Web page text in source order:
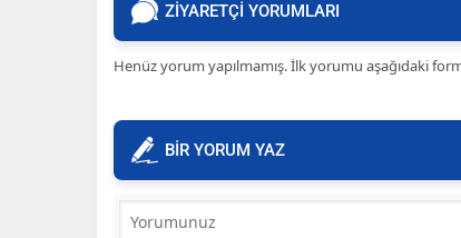
ZİYARETÇİ YORUMLARI
Henüz yorum yapılmamış. İlk yorumu aşağıdaki
BİR YORUM YAZ